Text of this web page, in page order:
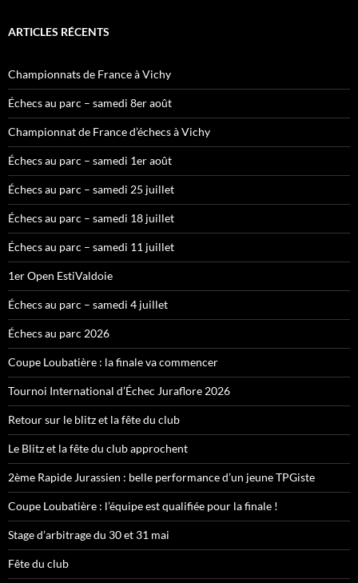
ARTICLES RÉCENTS
Championnats de France à Vichy
Échecs au parc – samedi 8er août
Championnat de France d’échecs à Vichy
Échecs au parc – samedi 1er août
Échecs au parc – samedi 25 juillet
Échecs au parc – samedi 18 juillet
Échecs au parc – samedi 11 juillet
1er Open EstiValdoie
Échecs au parc – samedi 4 juillet
Échecs au parc 2026
Coupe Loubatière : la finale va commencer
Tournoi International d’Échec Juraflore 2026
Retour sur le blitz et la fête du club
Le Blitz et la fête du club approchent
2ème Rapide Jurassien : belle performance d’un jeune TPGiste
Coupe Loubatière : l’équipe est qualifiée pour la finale !
Stage d’arbitrage du 30 et 31 mai
Fête du club